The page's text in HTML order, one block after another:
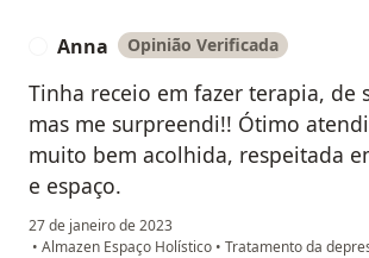
Anna Opinião Verificada
Tinha receio em fazer terapia, de
mas me surpreendi!! Ótimo
muito bem acolhida, respeitada
e espaço.
27 de janeiro de 2023
• Almazen Espaço Holístico • Tratamento da